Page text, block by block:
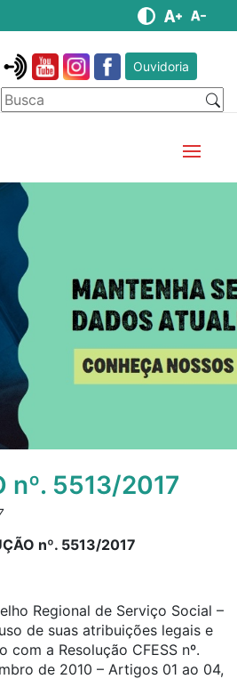
Ouvidoria
nº. 5513/2017
nº. 5513/2017
Regional de Serviço Social –
de suas atribuições legais e
com a Resolução CFESS nº.
de 2010 – Artigos 01 ao 04,